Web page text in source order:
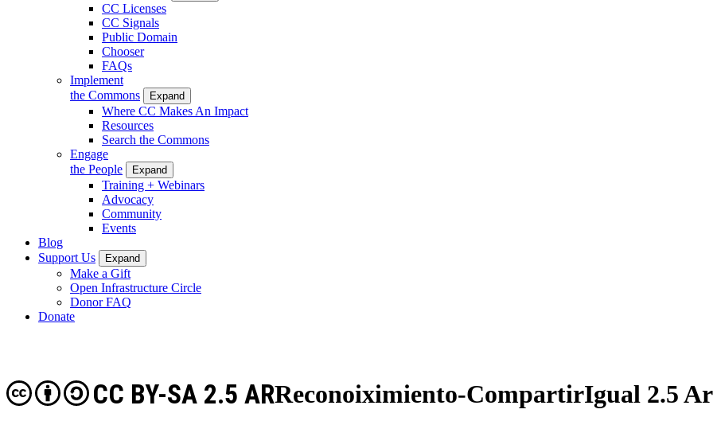
CC Licenses
CC Signals
Public Domain
Chooser
FAQs
Implement
the Commons
Expand
Where CC Makes An Impact
Resources
Search the Commons
Engage
the People
Expand
Training + Webinars
Advocacy
Community
Events
Blog
Support Us
Expand
Make a Gift
Open Infrastructure Circle
Donor FAQ
Donate
Reconoiximiento-CompartirIgual 2.5
CC BY-SA 2.5 AR